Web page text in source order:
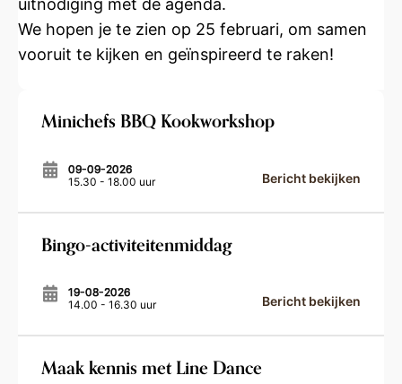
uitnodiging met de agenda.
We hopen je te zien op 25 februari, om samen
vooruit te kijken en geïnspireerd te raken!
Minichefs BBQ Kookworkshop
09-09-2026
15.30 - 18.00 uur
Bericht bekijken
Bingo-activiteitenmiddag
19-08-2026
14.00 - 16.30 uur
Bericht bekijken
Maak kennis met Line Dance